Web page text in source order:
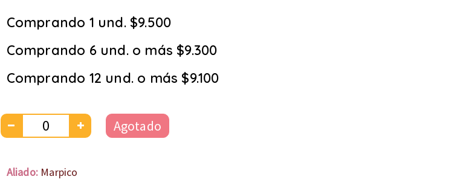
Comprando 1 und. $9.500
Comprando 6 und. o más $9.300
Comprando 12 und. o más $9.100
Agotado
Aliado: Marpico